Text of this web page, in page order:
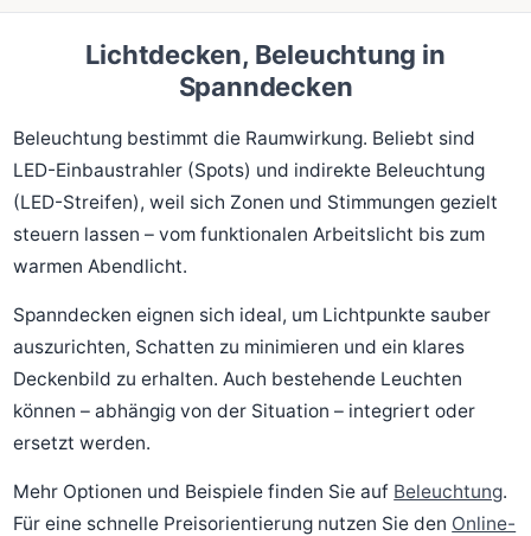
Lichtdecken, Beleuchtung in
Spanndecken
Beleuchtung bestimmt die Raumwirkung. Beliebt sind
LED-Einbaustrahler (Spots) und indirekte Beleuchtung
(LED-Streifen), weil sich Zonen und Stimmungen gezielt
steuern lassen – vom funktionalen Arbeitslicht bis zum
warmen Abendlicht.
Spanndecken eignen sich ideal, um Lichtpunkte sauber
auszurichten, Schatten zu minimieren und ein klares
Deckenbild zu erhalten. Auch bestehende Leuchten
können – abhängig von der Situation – integriert oder
ersetzt werden.
Mehr Optionen und Beispiele finden Sie auf Beleuchtung.
Für eine schnelle Preisorientierung nutzen Sie den Online-